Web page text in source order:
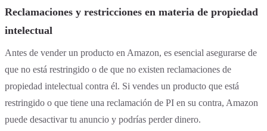
Reclamaciones y restricciones en materia de propiedad
intelectual
Antes de vender un producto en Amazon, es esencial asegurarse de
que no está restringido o de que no existen reclamaciones de
propiedad intelectual contra él. Si vendes un producto que está
restringido o que tiene una reclamación de PI en su contra, Amazon
puede desactivar tu anuncio y podrías perder dinero.